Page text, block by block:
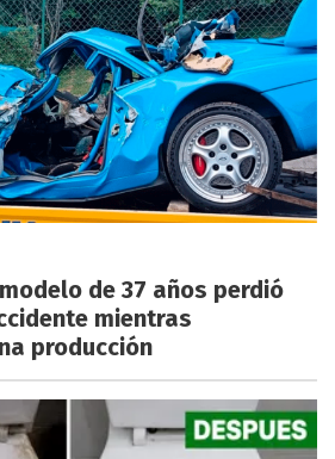
de 37 años perdió
mientras
producción